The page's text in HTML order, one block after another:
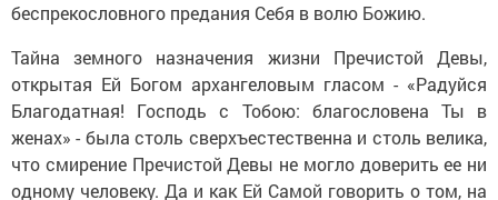
беспрекословного предания Себя в волю Божию.
Тайна земного назначения жизни Пречистой Девы,
открытая Ей Богом архангеловым гласом - «Радуйся
Благодатная! Господь с Тобою: благословена Ты в
женах» - была столь сверхъестественна и столь велика,
что смирение Пречистой Девы не могло доверить ее ни
одному человеку. Да и как Ей Самой говорить о том, на